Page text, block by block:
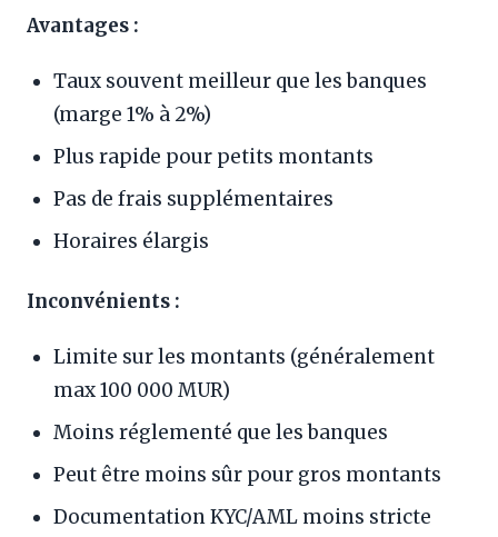
Avantages :
Taux souvent meilleur que les banques
(marge 1% à 2%)
Plus rapide pour petits montants
Pas de frais supplémentaires
Horaires élargis
Inconvénients :
Limite sur les montants (généralement
max 100 000 MUR)
Moins réglementé que les banques
Peut être moins sûr pour gros montants
Documentation KYC/AML moins stricte